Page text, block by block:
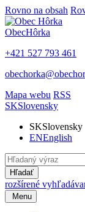
Rovno na obsah
ObecHôrka
+421 527 793 461
Mapa webu RSS
SKSlovensky
SKSlovensky
ENEnglish
Hľadať
rozšírené
Menu